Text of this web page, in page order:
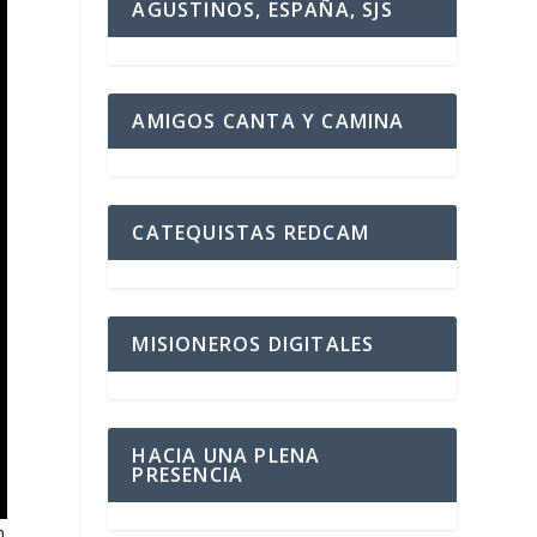
AGUSTINOS, ESPAÑA, SJS
AMIGOS CANTA Y CAMINA
CATEQUISTAS REDCAM
MISIONEROS DIGITALES
HACIA UNA PLENA
PRESENCIA